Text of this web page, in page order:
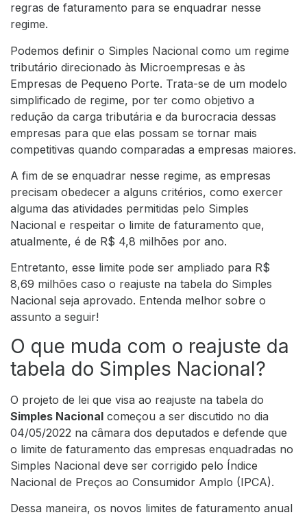
regras de faturamento para se enquadrar nesse
regime.
Podemos definir o Simples Nacional como um regime
tributário direcionado às Microempresas e às
Empresas de Pequeno Porte. Trata-se de um modelo
simplificado de regime, por ter como objetivo a
redução da carga tributária e da burocracia dessas
empresas para que elas possam se tornar mais
competitivas quando comparadas a empresas maiores.
A fim de se enquadrar nesse regime, as empresas
precisam obedecer a alguns critérios, como exercer
alguma das atividades permitidas pelo Simples
Nacional e respeitar o limite de faturamento que,
atualmente, é de R$ 4,8 milhões por ano.
Entretanto, esse limite pode ser ampliado para R$
8,69 milhões caso o reajuste na tabela do Simples
Nacional seja aprovado. Entenda melhor sobre o
assunto a seguir!
O que muda com o reajuste da
tabela do Simples Nacional?
O projeto de lei que visa ao reajuste na tabela do
Simples Nacional começou a ser discutido no dia
04/05/2022 na câmara dos deputados e defende que
o limite de faturamento das empresas enquadradas no
Simples Nacional deve ser corrigido pelo Índice
Nacional de Preços ao Consumidor Amplo (IPCA).
Dessa maneira, os novos limites de faturamento anual